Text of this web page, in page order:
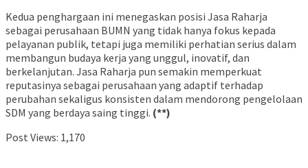
Kedua penghargaan ini menegaskan posisi Jasa Raharja
sebagai perusahaan BUMN yang tidak hanya fokus kepada
pelayanan publik, tetapi juga memiliki perhatian serius dalam
membangun budaya kerja yang unggul, inovatif, dan
berkelanjutan. Jasa Raharja pun semakin memperkuat
reputasinya sebagai perusahaan yang adaptif terhadap
perubahan sekaligus konsisten dalam mendorong pengelolaan
SDM yang berdaya saing tinggi. (**)
Post Views: 1,170